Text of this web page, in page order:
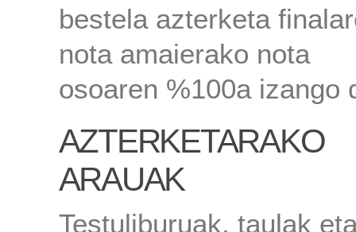
bestela azterketa
nota amaierako nota
osoaren %100a
AZTERKETARAKO
ARAUAK
Testuliburuak, taulak